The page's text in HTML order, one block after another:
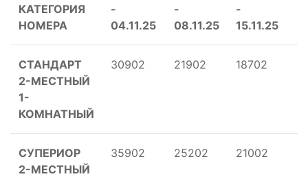
КАТЕГОРИЯ
НОМЕРА
-
04.11.25
-
08.11.25
-
15.11.25
СТАНДАРТ
2-МЕСТНЫЙ
1-
КОМНАТНЫЙ
30902 21902 18702
СУПЕРИОР
2-МЕСТНЫЙ
35902 25202 21002